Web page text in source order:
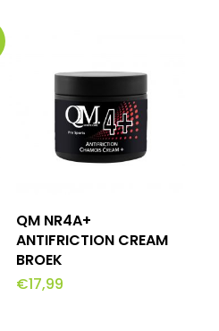
Toevoegen Aan
Winkelwagen
QM NR4A+
ANTIFRICTION CREAM
BROEK
€17,99